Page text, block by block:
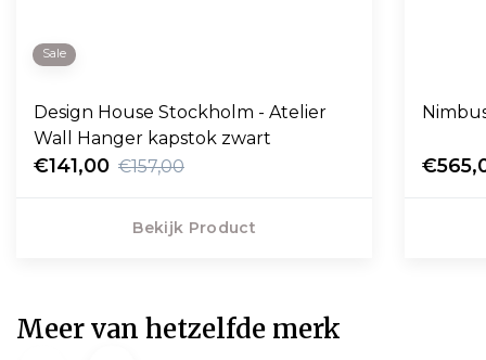
Sale
Design House Stockholm - Atelier
Wall Hanger kapstok zwart
€141,00 €157,00
Bekijk Product
Meer van hetzelfde merk